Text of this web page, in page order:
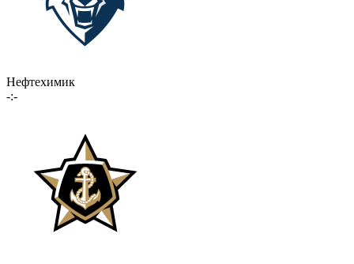
Нефтехимик
-:-